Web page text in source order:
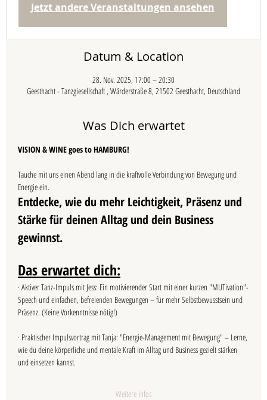
Jetzt andere Veranstaltungen ansehen
Datum & Location
28. Nov. 2025, 17:00 – 20:30
Geesthacht - Tanzgiesellschaft , Wärderstraße 8, 21502 Geesthacht, Deutschland
Was Dich erwartet
VISION & WINE goes to HAMBURG!
Tauche mit uns einen Abend lang in die kraftvolle Verbindung von Bewegung und
Energie ein.
Entdecke, wie du mehr Leichtigkeit, Präsenz und
Stärke für deinen Alltag und dein Business
gewinnst.
Das erwartet dich:
· Aktiver Tanz-Impuls mit Jess: Ein motivierender Start mit einer kurzen "MUTivation"-
Speech und einfachen, befreienden Bewegungen – für mehr Selbstbewusstsein und
Präsenz. (Keine Vorkenntnisse nötig!)
· Praktischer Impulsvortrag mit Tanja: "Energie-Management mit Bewegung" – Lerne,
wie du deine körperliche und mentale Kraft im Alltag und Business gezielt stärken
und einsetzen kannst.
Weitere Infos